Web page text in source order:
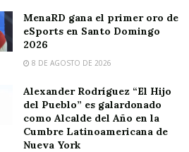
MenaRD gana el primer oro de
eSports en Santo Domingo
2026
8 DE AGOSTO DE 2026
Alexander Rodríguez “El Hijo
del Pueblo” es galardonado
como Alcalde del Año en la
Cumbre Latinoamericana de
Nueva York